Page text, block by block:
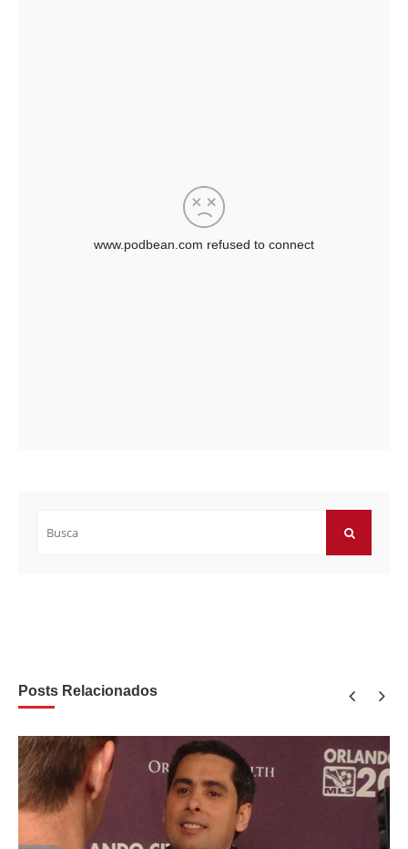
por:
Posts Relacionados